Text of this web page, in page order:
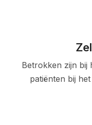
Betrokken zijn bij
patiënten bij